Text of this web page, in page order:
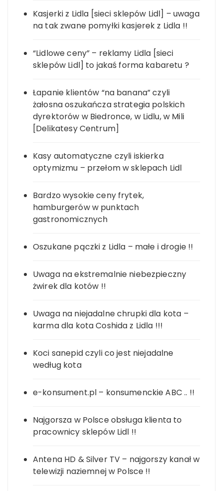
Kasjerki z Lidla [sieci sklepów Lidl] – uwaga
na tak zwane pomyłki kasjerek z Lidla !!
“Lidlowe ceny” – reklamy Lidla [sieci
sklepów Lidl] to jakaś forma kabaretu ?
Łapanie klientów “na banana” czyli
żałosna oszukańcza strategia polskich
dyrektorów w Biedronce, w Lidlu, w Mili
[Delikatesy Centrum]
Kasy automatyczne czyli iskierka
optymizmu – przełom w sklepach Lidl
Bardzo wysokie ceny frytek,
hamburgerów w punktach
gastronomicznych
Oszukane pączki z Lidla – małe i drogie !!
Uwaga na ekstremalnie niebezpieczny
żwirek dla kotów !!
Uwaga na niejadalne chrupki dla kota –
karma dla kota Coshida z Lidla !!!
Koci sanepid czyli co jest niejadalne
według kota
e-konsument.pl – konsumenckie ABC .. !!
Najgorsza w Polsce obsługa klienta to
pracownicy sklepów Lidl !!
Antena HD & Silver TV – najgorszy kanał w
telewizji naziemnej w Polsce !!